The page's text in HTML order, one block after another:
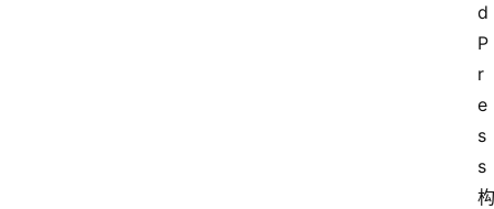
d
P
r
e
s
s
构